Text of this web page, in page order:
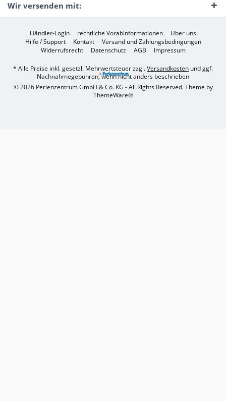
Wir versenden mit:
Händler-Login rechtliche Vorabinformationen
Über uns
Hilfe / Support
Kontakt
Versand und Zahlungsbedingungen
Widerrufsrecht
Datenschutz AGB Impressum
* Alle Preise inkl. gesetzl. Mehrwertsteuer zzgl.Versandkosten und ggf.
Nachnahmegebühren, wenn nicht anders beschrieben
© 2026 Perlenzentrum GmbH & Co. KG - All Rights Reserved. Theme by
ThemeWare®